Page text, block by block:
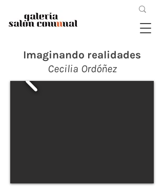
Imaginando realidades
Cecilia Ordóñez